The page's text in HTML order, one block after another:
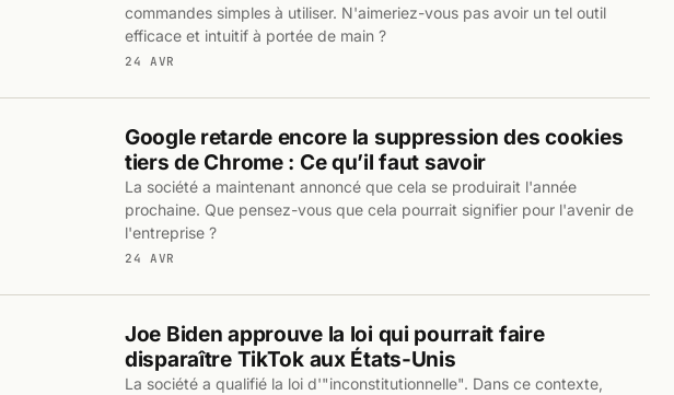
commandes simples à utiliser. N'aimeriez-vous pas avoir un tel outil
efficace et intuitif à portée de main ?
24 AVR
Google retarde encore la suppression des cookies
tiers de Chrome : Ce qu’il faut savoir
La société a maintenant annoncé que cela se produirait l'année
prochaine. Que pensez-vous que cela pourrait signifier pour l'avenir de
l'entreprise ?
24 AVR
Joe Biden approuve la loi qui pourrait faire
disparaître TikTok aux États-Unis
La société a qualifié la loi d'"inconstitutionnelle". Dans ce contexte,